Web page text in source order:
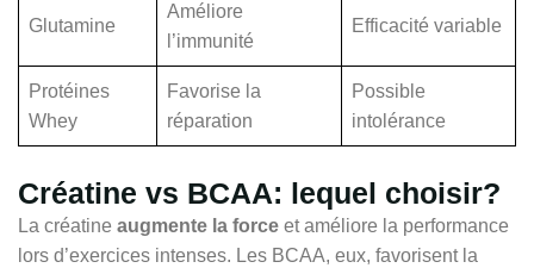
Glutamine
Améliore
l’immunité
Efficacité variable
Protéines
Whey
Favorise la
réparation
Possible
intolérance
Créatine vs BCAA: lequel choisir?
La créatine augmente la force et améliore la performance
lors d’exercices intenses. Les BCAA, eux, favorisent la